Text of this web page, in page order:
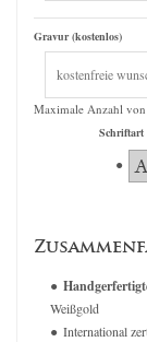
Gravur (kostenlos)
Maximale Anzahl
Schriftart
Weißgold
International